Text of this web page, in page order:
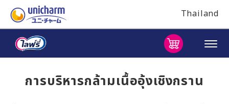
Thailand
การบริหารกล้ามเนื้ออุ้งเชิงกราน